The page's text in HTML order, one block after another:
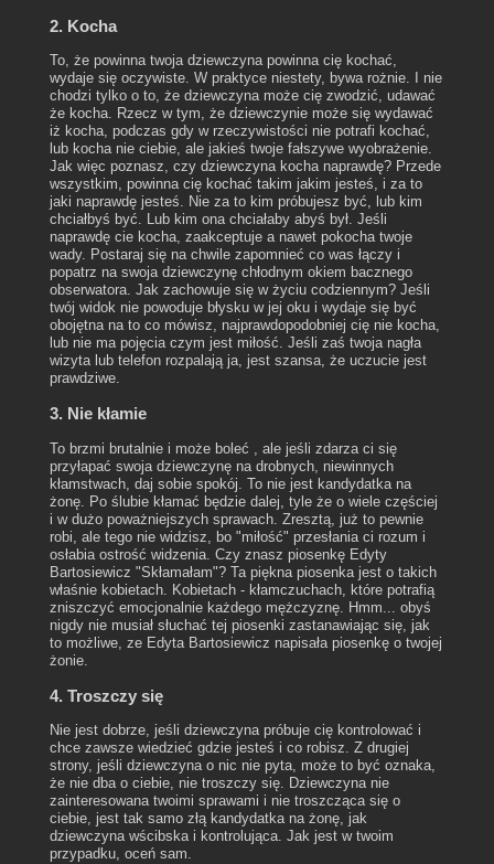
2. Kocha
To, że powinna twoja dziewczyna powinna cię kochać,
wydaje się oczywiste. W praktyce niestety, bywa rożnie. I nie
chodzi tylko o to, że dziewczyna może cię zwodzić, udawać
że kocha. Rzecz w tym, że dziewczynie może się wydawać
iż kocha, podczas gdy w rzeczywistości nie potrafi kochać,
lub kocha nie ciebie, ale jakieś twoje fałszywe wyobrażenie.
Jak więc poznasz, czy dziewczyna kocha naprawdę? Przede
wszystkim, powinna cię kochać takim jakim jesteś, i za to
jaki naprawdę jesteś. Nie za to kim próbujesz być, lub kim
chciałbyś być. Lub kim ona chciałaby abyś był. Jeśli
naprawdę cie kocha, zaakceptuje a nawet pokocha twoje
wady. Postaraj się na chwile zapomnieć co was łączy i
popatrz na swoja dziewczynę chłodnym okiem bacznego
obserwatora. Jak zachowuje się w życiu codziennym? Jeśli
twój widok nie powoduje błysku w jej oku i wydaje się być
obojętna na to co mówisz, najprawdopodobniej cię nie kocha,
lub nie ma pojęcia czym jest miłość. Jeśli zaś twoja nagła
wizyta lub telefon rozpalają ja, jest szansa, że uczucie jest
prawdziwe.
3. Nie kłamie
To brzmi brutalnie i może boleć , ale jeśli zdarza ci się
przyłapać swoja dziewczynę na drobnych, niewinnych
kłamstwach, daj sobie spokój. To nie jest kandydatka na
żonę. Po ślubie kłamać będzie dalej, tyle że o wiele częściej
i w dużo poważniejszych sprawach. Zresztą, już to pewnie
robi, ale tego nie widzisz, bo "miłość" przesłania ci rozum i
osłabia ostrość widzenia. Czy znasz piosenkę Edyty
Bartosiewicz "Skłamałam"? Ta piękna piosenka jest o takich
właśnie kobietach. Kobietach - kłamczuchach, które potrafią
zniszczyć emocjonalnie każdego mężczyznę. Hmm... obyś
nigdy nie musiał słuchać tej piosenki zastanawiając się, jak
to możliwe, ze Edyta Bartosiewicz napisała piosenkę o twojej
żonie.
4. Troszczy się
Nie jest dobrze, jeśli dziewczyna próbuje cię kontrolować i
chce zawsze wiedzieć gdzie jesteś i co robisz. Z drugiej
strony, jeśli dziewczyna o nic nie pyta, może to być oznaka,
że nie dba o ciebie, nie troszczy się. Dziewczyna nie
zainteresowana twoimi sprawami i nie troszcząca się o
ciebie, jest tak samo złą kandydatka na żonę, jak
dziewczyna wścibska i kontrolująca. Jak jest w twoim
przypadku, oceń sam.